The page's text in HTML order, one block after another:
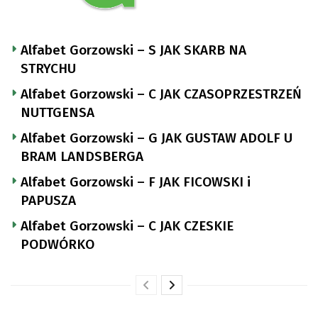
Alfabet Gorzowski – S JAK SKARB NA
STRYCHU
Alfabet Gorzowski – C JAK CZASOPRZESTRZEŃ
NUTTGENSA
Alfabet Gorzowski – G JAK GUSTAW ADOLF U
BRAM LANDSBERGA
Alfabet Gorzowski – F JAK FICOWSKI i
PAPUSZA
Alfabet Gorzowski – C JAK CZESKIE
PODWÓRKO